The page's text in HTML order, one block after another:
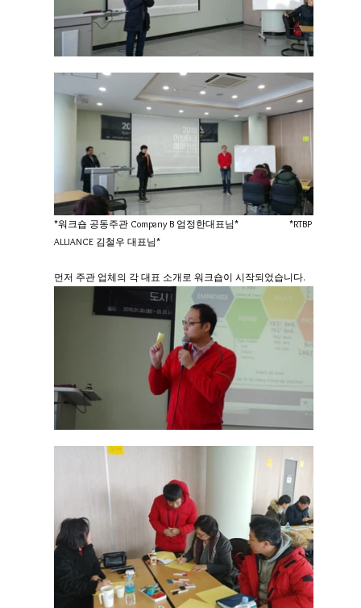
*워크숍 공동주관 Company B 엄정한대표님*                     *RTBP
ALLIANCE 김철우 대표님*
먼저 주관 업체의 각 대표 소개로 워크숍이 시작되었습니다.